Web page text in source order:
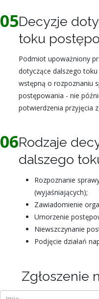
05Decyzje
toku
Podmiot upoważniony
dotyczące dalszego
wstępną o rozpoznaniu
postępowania - nie
potwierdzenia przyjęcia
06Rodzaje
dalszego
Rozpoznanie
(wyjaśniających);
Zawiadomienie
Umorzenie
Niewszczynanie
Podjęcie działań
Zgłoszenie